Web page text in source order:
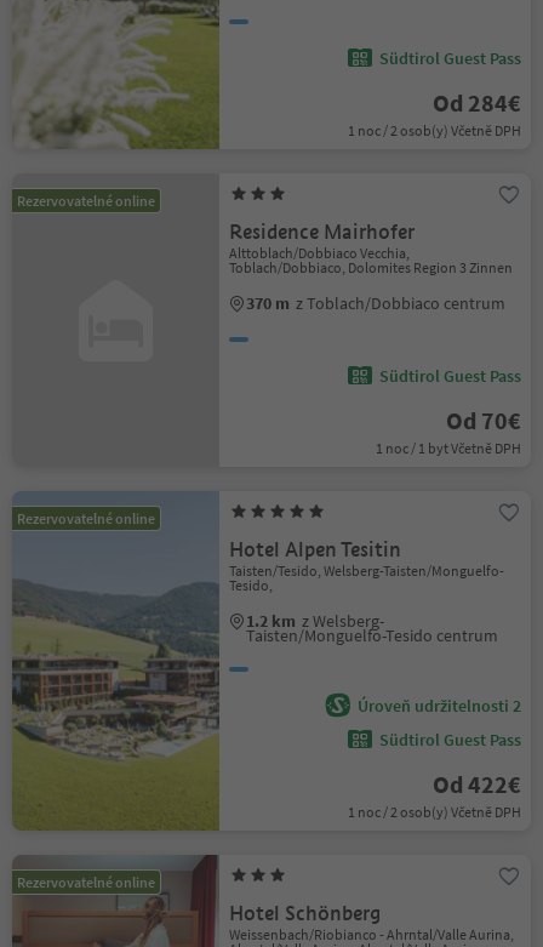
Südtirol Guest Pass
Od 284€
1 noc / 2 osob(y) Včetně DPH
Rezervovatelné online
Residence Mairhofer
Alttoblach/Dobbiaco Vecchia,
Toblach/Dobbiaco, Dolomites Region 3 Zinnen
370 m z Toblach/Dobbiaco centrum
Südtirol Guest Pass
Od 70€
1 noc / 1 byt Včetně DPH
Rezervovatelné online
Hotel Alpen Tesitin
Taisten/Tesido, Welsberg-Taisten/Monguelfo-
Tesido,
1.2 km z Welsberg-
Taisten/Monguelfo-Tesido centrum
Úroveň udržitelnosti 2
Südtirol Guest Pass
Od 422€
1 noc / 2 osob(y) Včetně DPH
Rezervovatelné online
Hotel Schönberg
Weissenbach/Riobianco - Ahrntal/Valle Aurina,